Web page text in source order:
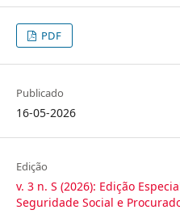
PDF
Publicado
16-05-2026
Edição
v. 3 n. S (2026): Edição
Seguridade Social e